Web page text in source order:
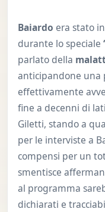
Baiardo era stato
durante lo speciale
parlato della
anticipandone una
effettivamente
fine a decenni di
Giletti, stando a
per le interviste a
compensi per un
smentisce
al programma
dichiarati e